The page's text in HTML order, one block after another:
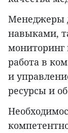
Менеджеры
навыками,
мониторинг
работа в
и
ресурсы и